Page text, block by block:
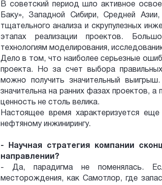
В советский период шло активное
Баку», Западной Сибири, Средней
тщательного анализа и скрупулезных
этапах реализации проектов.
технологиям моделирования,
Дело в том, что наиболее серьезные
проекта. Но за счет выбора
можно получить значительный
значительна на ранних фазах проектов,
ценность не столь велика.
Настоящее время характеризуется
нефтяному инжинирингу.
- Научная стратегия компании
направлении?
- Да, парадигма не поменялась.
месторождения, как Самотлор, где